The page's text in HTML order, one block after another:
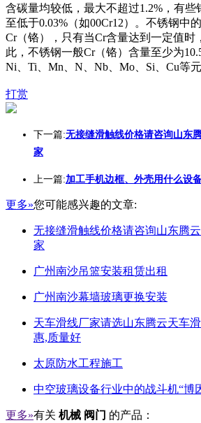
含碳量均较低，最大不超过1.2%，有些
至低于0.03%（如00Cr12）。不锈钢中
Cr（铬），只有当Cr含量达到一定值时
此，不锈钢一般Cr（铬）含量至少为
Ni、Ti、Mn、N、Nb、Mo、Si、Cu等元
打赏
下一篇:无接缝滑触线价格请咨询山东
家
上一篇:加工手机边框、外壳用什么设
更多»您可能感兴趣的文章:
无接缝滑触线价格请咨询山东腾
家
广州南沙吊篮安装租赁出租
广州南沙幕墙玻璃更换安装
天车滑线厂家请选山东腾云天车
惠,质量好
太原防水工程施工
中空玻璃设备行业中的战斗机“博
更多»有关 机械 阀门 的产品：